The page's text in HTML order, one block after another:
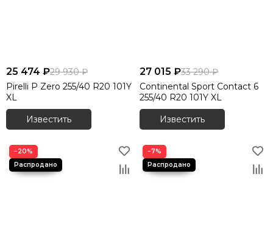
25 474 ₽29 930 ₽
Pirelli P Zero 255/40 R20 101Y
XL
Известить
27 015 ₽33 290 ₽
Continental Sport Contact 6
255/40 R20 101Y XL
Известить
−20% −7%